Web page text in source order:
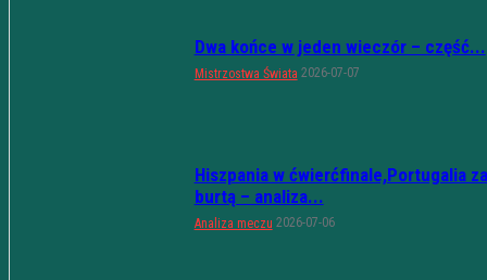
Dwa końce w jeden wieczór – część...
Mistrzostwa Świata 2026-07-07
Hiszpania w ćwierćfinale,Portugalia za
burtą – analiza...
Analiza meczu 2026-07-06